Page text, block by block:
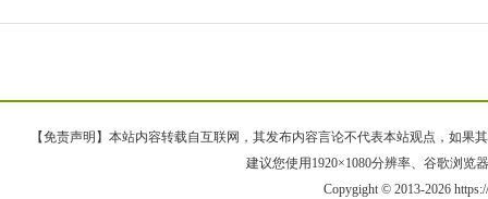
【免责声明】本站内容转载自互联网，其发布内容言论不代表本站观点，如果
建议您使用1920×1080分辨率、谷歌浏览
Copygight © 2013-2026